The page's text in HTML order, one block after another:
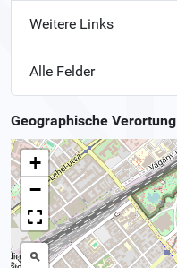
Weitere Links
Alle Felder
Geographische Verortung
+
−